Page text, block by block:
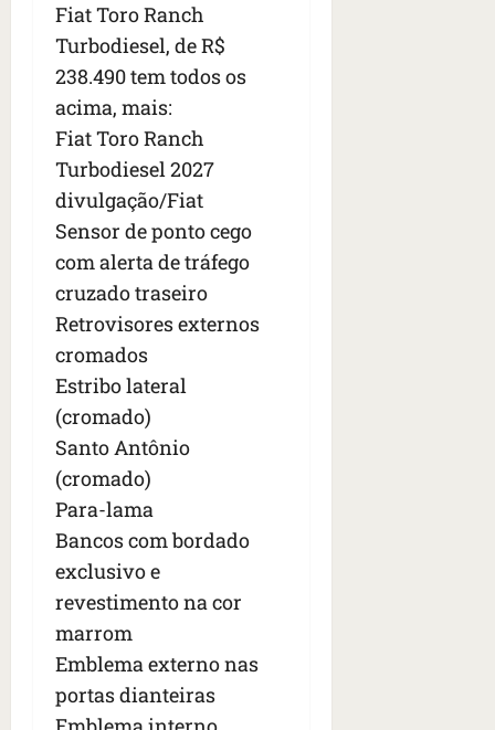
Fiat Toro Ranch
Turbodiesel, de R$
238.490 tem todos os
acima, mais:
Fiat Toro Ranch
Turbodiesel 2027
divulgação/Fiat
Sensor de ponto cego
com alerta de tráfego
cruzado traseiro
Retrovisores externos
cromados
Estribo lateral
(cromado)
Santo Antônio
(cromado)
Para-lama
Bancos com bordado
exclusivo e
revestimento na cor
marrom
Emblema externo nas
portas dianteiras